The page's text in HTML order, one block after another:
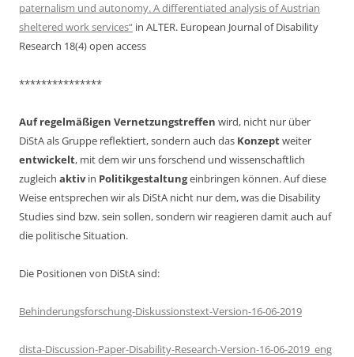
paternalism und autonomy. A differentiated analysis of Austrian
sheltered work services“ in ALTER. European Journal of Disability
Research 18(4) open access
***************
Auf regelmäßigen Vernetzungstreffen wird, nicht nur über
DiStA als Gruppe reflektiert, sondern auch das Konzeptweiter
entwickelt, mit dem wir uns forschend und wissenschaftlich
zugleich aktivin Politikgestaltungeinbringen können. Auf diese
Weise entsprechen wir als DiStA nicht nur dem, was die Disability
Studies sind bzw. sein sollen, sondern wir reagieren damit auch auf
die politische Situation.
Die Positionen von DiStA sind:
Behinderungsforschung-Diskussionstext-Version-16-06-2019
dista-Discussion-Paper-Disability-Research-Version-16-06-2019_eng